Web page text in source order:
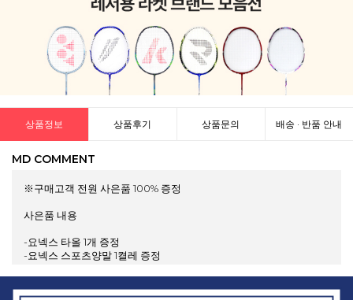
상품정보 상품후기 상품문의 배송 · 반품 안내
MD COMMENT
※구매고객 전원 사은품 100% 증정
사은품 내용
-요넥스 타올 1개 증정
-요넥스 스포츠양말 1켤레 증정
-빅터 헤드커버 1개 증정